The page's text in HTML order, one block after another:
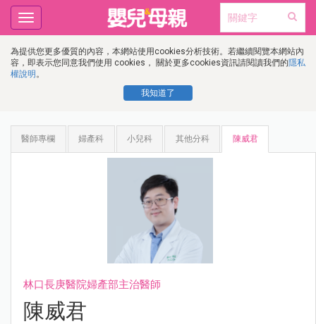
為提供您更多優質的內容，本網站使用cookies分析技術。若繼續閱覽本網站內
容，即表示您同意我們使用 cookies， 關於更多cookies資訊請閱讀我們的隱私
權說明 。
我知道了
Toggle
navigation
醫師專欄 婦產科 小兒科 其他分科 陳威君
林口長庚醫院婦產部主治醫師
陳威君